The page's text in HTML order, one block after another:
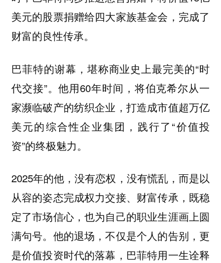
美元的股票捐赠给四大家族基金会，完成了
财富的良性传承。
巴菲特的谢幕，堪称商业史上最完美的“时
代交接”。他用60年时间，将伯克希尔从一
家濒临破产的纺织企业，打造成市值超万亿
美元的综合性企业集团，践行了“价值投
资”的终极魅力。
2025年的他，没有恋权，没有慌乱，而是以
从容的姿态完成权力交接、财富传承，既稳
定了市场信心，也为自己的职业生涯画上圆
满句号。他的退场，不仅是个人的告别，更
是价值投资时代的落幕，巴菲特用一生诠释